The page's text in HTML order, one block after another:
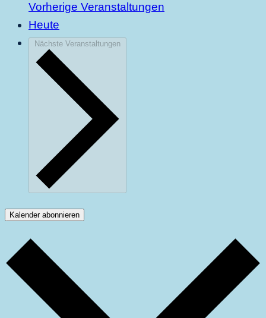
Vorherige Veranstaltungen
Heute
Nächste Veranstaltungen
Kalender abonnieren